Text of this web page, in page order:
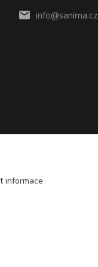
info@sanima.cz
informace